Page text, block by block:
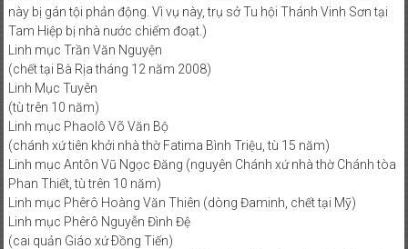
này bị gán tội phản động. Vì vụ này, trụ sở Tu hội Thánh Vinh Sơn tại
Tam Hiệp bị nhà nước chiếm đoạt.)
Linh mục Trần Văn Nguyện
(chết tại Bà Rịa tháng 12 năm 2008)
Linh Mục Tuyên
(tù trên 10 năm)
Linh mục Phaolô Võ Văn Bộ
(chánh xứ tiên khởi nhà thờ Fatima Bình Triệu, tù 15 năm)
Linh mục Antôn Vũ Ngọc Đăng (nguyên Chánh xứ nhà thờ Chánh tòa
Phan Thiết, tù trên 10 năm)
Linh mục Phêrô Hoàng Văn Thiên (dòng Đaminh, chết tại Mỹ)
Linh mục Phêrô Nguyễn Đình Đệ
(cai quản Giáo xứ Ðồng Tiến)